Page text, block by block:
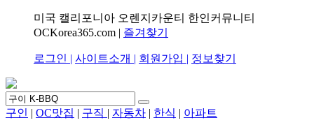
미국 캘리포니아 오렌지카운티 한인커뮤니티
OCKorea365.com | 즐겨찾기
로그인 | 사이트소개 | 회원가입 | 정보찾기
구인 | OC맛집 | 구직 | 자동차 | 한식 | 아파트